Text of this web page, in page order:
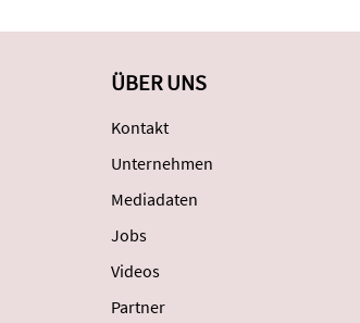
ÜBER UNS
Kontakt
Unternehmen
Mediadaten
Jobs
Videos
Partner